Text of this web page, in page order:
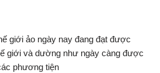
giới ảo ngày nay đang đạt được
giới và dường như ngày càng được
phương tiện